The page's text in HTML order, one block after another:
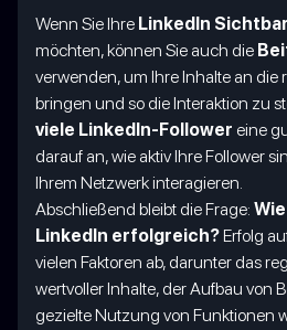
Wenn Sie Ihre LinkedIn
möchten, können Sie auch die
verwenden, um Ihre Inhalte an die
bringen und so die Interaktion zu
viele LinkedIn-Follower eine
darauf an, wie aktiv Ihre Follower
Ihrem Netzwerk interagieren.
Abschließend bleibt die Frage:
LinkedIn erfolgreich?Erfolg
vielen Faktoren ab, darunter das
wertvoller Inhalte, der Aufbau von
gezielte Nutzung von Funktionen